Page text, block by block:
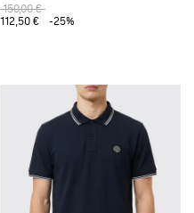
150,00 €
112,50 €
-25%